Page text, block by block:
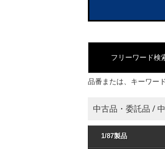
フリーワード検
品番または、キーワー
中古品・委託品 /
1/87製品